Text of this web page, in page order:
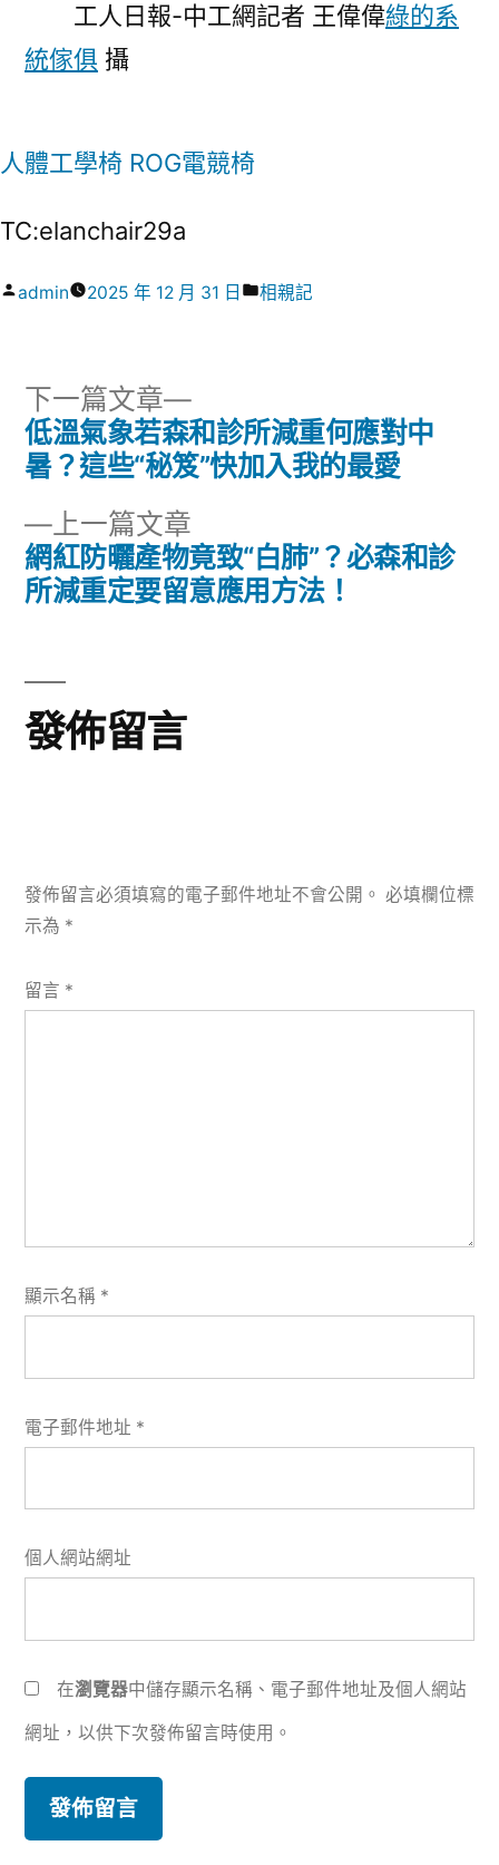
工人日報-中工網記者 王偉偉綠的系
統傢俱 攝
人體工學椅 ROG電競椅
TC:elanchair29a
作
admin 2025 年 12 月 31 日
分
相親記
文
導
覽
上一篇文章
一
篇
網紅防曬產物竟致“白肺”？必森和診
所減重定要留意應用方法！
下一篇文章
下
一
篇
低溫氣象若森和診所減重何應對中
暑？這些“秘笈”快加入我的最愛
發佈留言
發佈留言必須填寫的電子郵件地址不會公開。 必填欄位標
示為 *
留言 *
顯示名稱 *
電子郵件地址 *
個人網站網址
在瀏覽器中儲存顯示名稱、電子郵件地址及個人網站
網址，以供下次發佈留言時使用。